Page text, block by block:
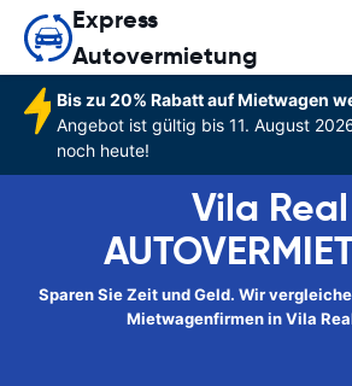
Express
Autovermietung
Bis zu 20% Rabatt auf Mietwagen
Angebot ist gültig bis 11. August
noch heute!
Vila Real
Sparen Sie Zeit und Geld. Wir
Mietwagenfirmen in Vila